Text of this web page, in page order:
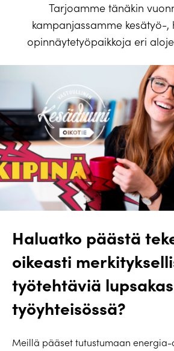
Tarjoamme tänäkin
kampanjassamme kesätyö-
opinnäytetyöpaikkoja eri
Haluatko päästä
oikeasti
työtehtäviä
työyhteisössä?
Meillä pääset tutustumaan